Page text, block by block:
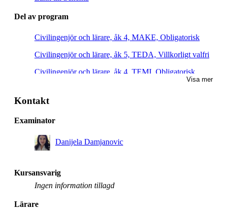
Del av program
Civilingenjör och lärare, åk 4, MAKE, Obligatorisk
Civilingenjör och lärare, åk 5, TEDA, Villkorligt valfri
Civilingenjör och lärare, åk 4, TEMI, Obligatorisk
Visa mer
Kontakt
Examinator
Danijela Damjanovic
Kursansvarig
Ingen information tillagd
Lärare